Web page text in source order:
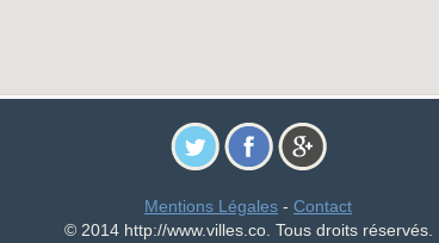
Mentions Légales - Contact
© 2014 http://www.villes.co. Tous droits réservés.